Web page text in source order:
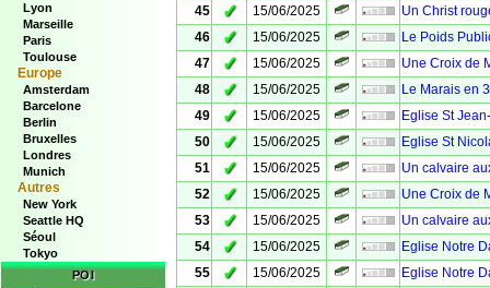
Lyon
Marseille
Paris
Toulouse
Europe
Amsterdam
Barcelone
Berlin
Bruxelles
Londres
Munich
Autres
New York
Seattle HQ
Séoul
Tokyo
POI
45
✓ 15/06/2025
Un Christ
46
✓ 15/06/2025
Le Poids
47
✓ 15/06/2025
Une Croix de
48
✓ 15/06/2025
Le Marais en
49
✓ 15/06/2025
Eglise St
50
✓ 15/06/2025
Eglise St
51
✓ 15/06/2025
Un calvaire
52
✓ 15/06/2025
Une Croix de
53
✓ 15/06/2025
Un calvaire
54
✓ 15/06/2025
Eglise Notre
55
✓ 15/06/2025
Eglise Notre